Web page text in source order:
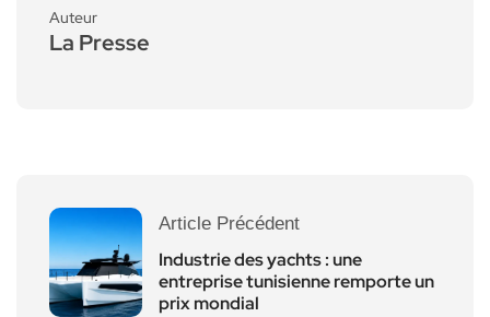
Auteur
La Presse
Article Précédent
Industrie des yachts : une
entreprise tunisienne remporte un
prix mondial